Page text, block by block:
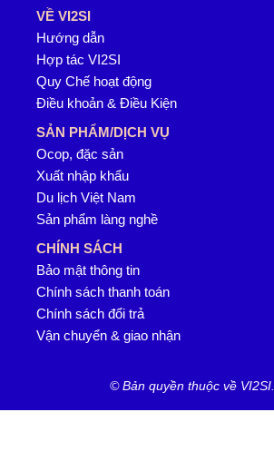
VỀ VI2SI
Hướng dẫn
Hợp tác VI2SI
Quy Chế hoạt động
Điều khoản & Điều Kiện
SẢN PHẨM/DỊCH VỤ
Ocop, đặc sản
Xuất nhập khẩu
Du lịch Việt Nam
Sản phẩm làng nghề
CHÍNH SÁCH
Bảo mật thông tin
Chính sách thanh toán
Chính sách đổi trả
Vận chuyển & giao nhận
© Bản quyền thuộc về